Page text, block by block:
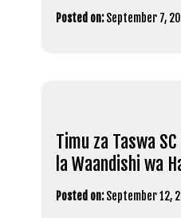
Posted on: September 7,
Timu za Taswa
la Waandishi wa
Posted on: September 12,